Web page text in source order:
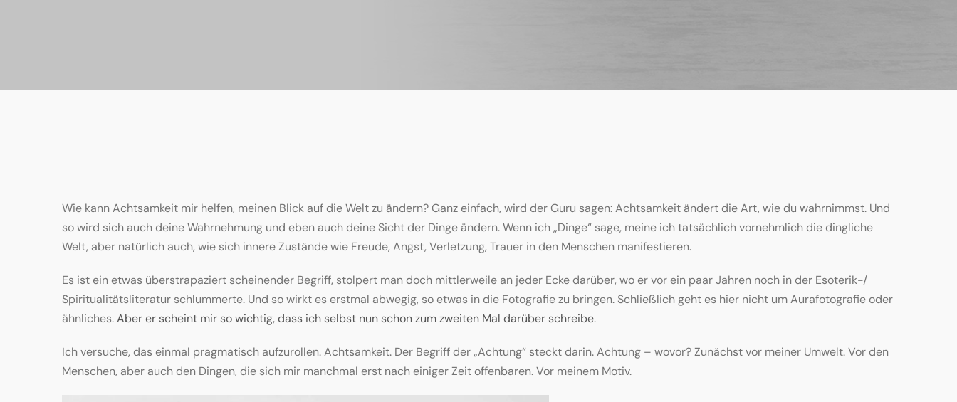
Wie kann Achtsamkeit mir helfen, meinen Blick auf die Welt zu ändern? Ganz einfach, wird der Guru sagen: Achtsamkeit ändert die Art, wie du wahrnimmst. Und
so wird sich auch deine Wahrnehmung und eben auch deine Sicht der Dinge ändern. Wenn ich „Dinge“ sage, meine ich tatsächlich vornehmlich die dingliche
Welt, aber natürlich auch, wie sich innere Zustände wie Freude, Angst, Verletzung, Trauer in den Menschen manifestieren.
Es ist ein etwas überstrapaziert scheinender Begriff, stolpert man doch mittlerweile an jeder Ecke darüber, wo er vor ein paar Jahren noch in der Esoterik-/
Spiritualitätsliteratur schlummerte. Und so wirkt es erstmal abwegig, so etwas in die Fotografie zu bringen. Schließlich geht es hier nicht um Aurafotografie oder
ähnliches.Aber er scheint mir so wichtig, dass ich selbst nun schon zum zweiten Mal darüber schreibe.
Ich versuche, das einmal pragmatisch aufzurollen. Achtsamkeit. Der Begriff der „Achtung“ steckt darin. Achtung – wovor? Zunächst vor meiner Umwelt. Vor den
Menschen, aber auch den Dingen, die sich mir manchmal erst nach einiger Zeit offenbaren. Vor meinem Motiv.